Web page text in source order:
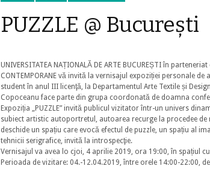
PUZZLE @ București
UNIVERSITATEA NAȚIONALĂ DE ARTE BUCUREȘTI în
CONTEMPORANE vă invită la vernisajul expoziției personale
student în anul III licenţӑ, la Departamentul Arte Textile și
Copoceanu face parte din grupa coordonatӑ de doamna
Expoziția „PUZZLE” invită publicul vizitator într-un univers
subiect artistic autoportretul, autoarea recurge la procedee
deschide un spațiu care evocă efectul de puzzle, un spațiu al
tehnicii serigrafice, invitӑ la introspecţie.
Vernisajul va avea lo cjoi, 4 aprilie 2019, ora 19:00, în spațiul
Perioada de vizitare: 04.-12.04.2019, între orele 14:00-22:00,